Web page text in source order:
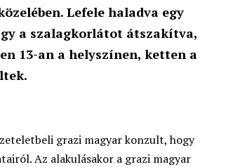
Lefele haladva egy
a szalagkorlátot átszakítva,
13-an a helyszínen, ketten a
grazi magyar konzult, hogy
Az alakulásakor a grazi magyar